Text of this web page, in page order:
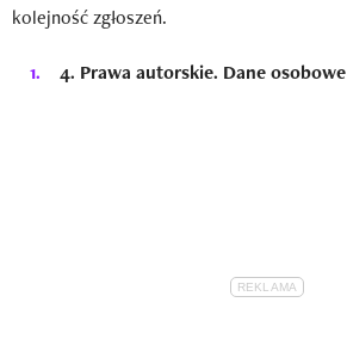
kolejność zgłoszeń.
4. Prawa autorskie. Dane osobowe